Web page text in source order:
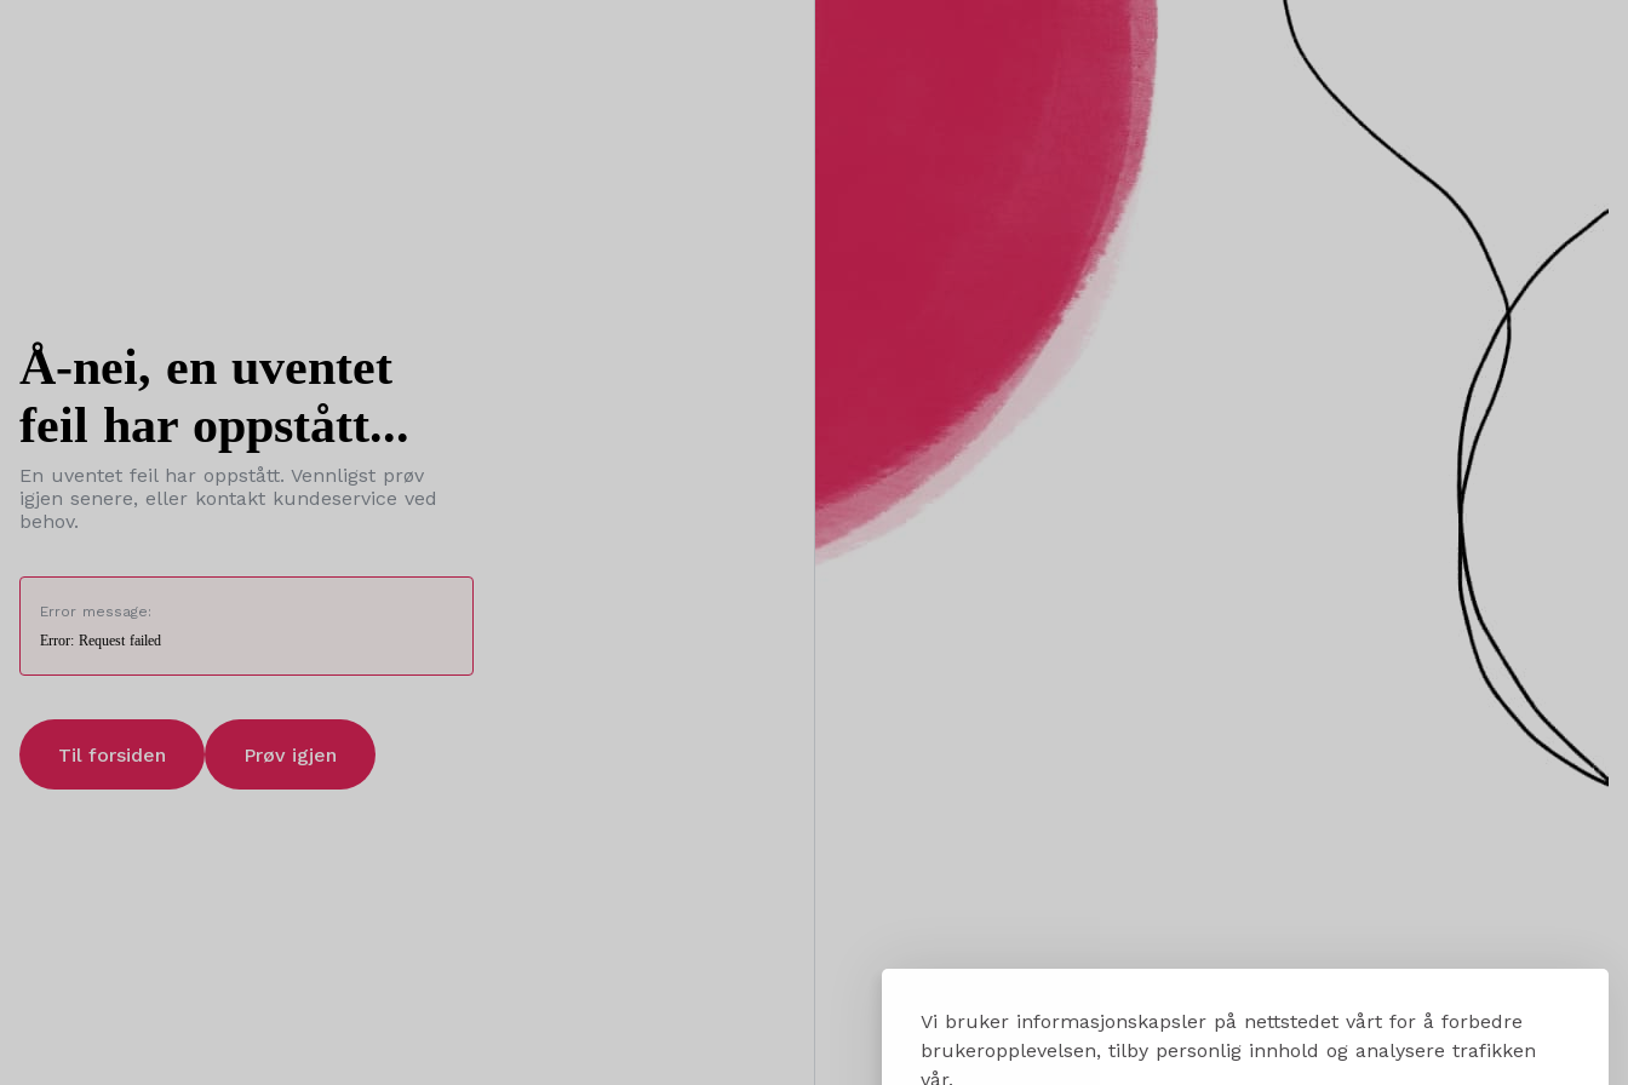
Vi bruker informasjonskapsler på nettstedet vårt for å forbedre
brukeropplevelsen, tilby personlig innhold og analysere trafikken
vår.
Å-nei, en uventet
feil har oppstått...
En uventet feil har oppstått. Vennligst prøv
igjen senere, eller kontakt kundeservice ved
behov.
Error message:
Error: Request failed
Til forsiden Prøv igjen